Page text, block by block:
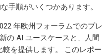
手順がいくつかあります。
年欧州フォーラムでのプレ
の AI ユースケースと、人間
を提供します。 このレポー